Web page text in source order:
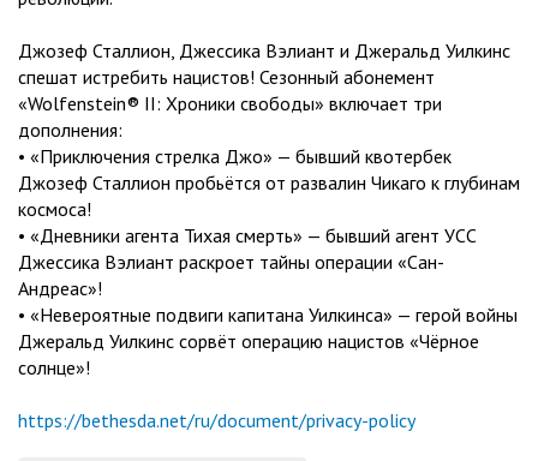
Джозеф Сталлион, Джессика Вэлиант и Джеральд Уилкинс
спешат истребить нацистов! Сезонный абонемент
«Wolfenstein® II: Хроники свободы» включает три
дополнения:
• «Приключения стрелка Джо» — бывший квотербек
Джозеф Сталлион пробьётся от развалин Чикаго к глубинам
космоса!
• «Дневники агента Тихая смерть» — бывший агент УСС
Джессика Вэлиант раскроет тайны операции «Сан-
Андреас»!
• «Невероятные подвиги капитана Уилкинса» — герой войны
Джеральд Уилкинс сорвёт операцию нацистов «Чёрное
солнце»!
https://bethesda.net/ru/document/privacy-policy